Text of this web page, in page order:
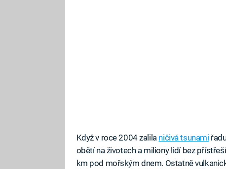
Když v roce 2004 zalila ničivá tsunami
obětí na životech a miliony lidí bez
km pod mořským dnem. Ostatně